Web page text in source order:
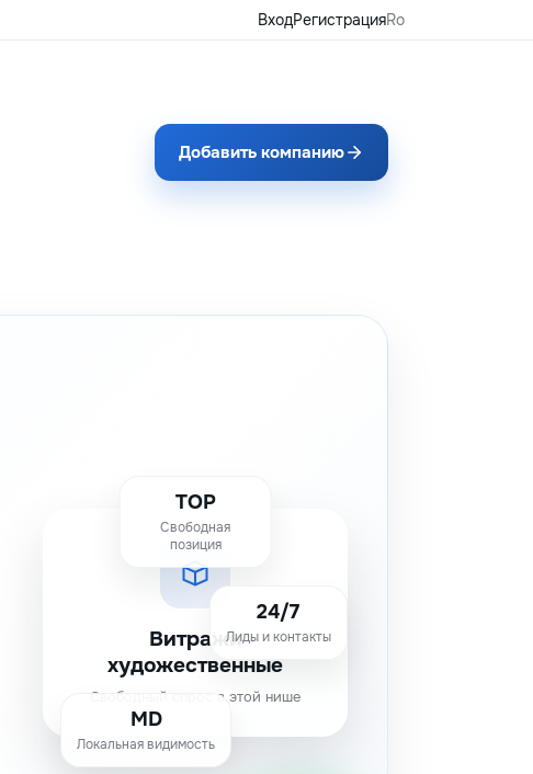
ВходРегистрацияRo
Добавить компанию
Витражи
художественные
Свободный спрос в этой нише
TOP
Свободная
позиция
24/7
Лиды и контакты
MD
Локальная видимость